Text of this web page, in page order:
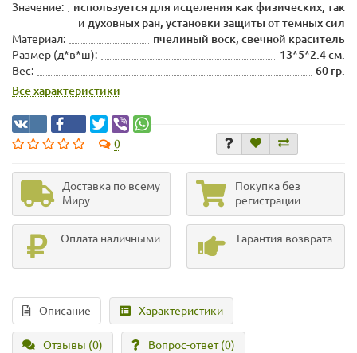
Значение:
используется для исцеления как физических, так
и духовных ран, установки защиты от темных сил
Материал:
пчелиный воск, свечной краситель
Размер (д*в*ш):
13*5*2.4 см.
Вес:
60 гр.
Все характеристики
0
Доставка по всему
Миру
Покупка без
регистрации
Оплата наличными Гарантия возврата
Описание Характеристики
Отзывы (0) Вопрос-ответ(0)